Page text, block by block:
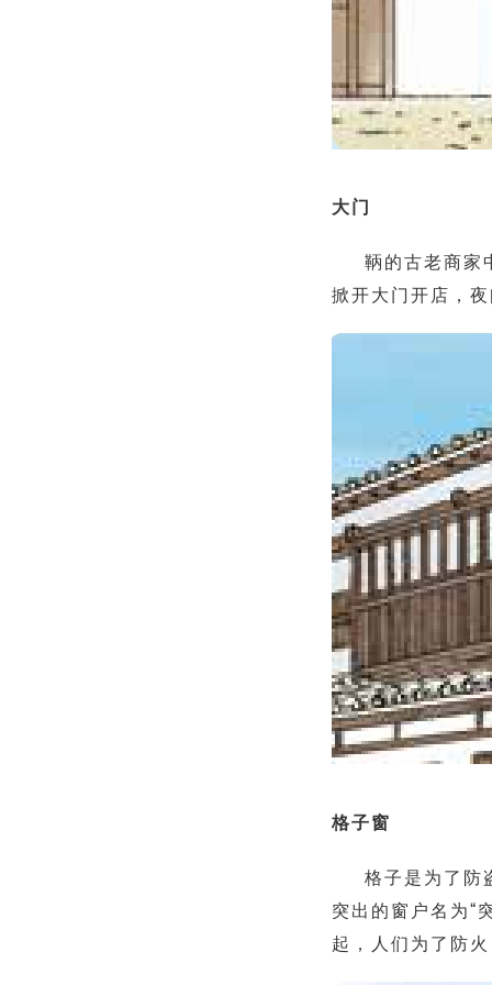
大门
鞆的古老商家
掀开大门开店，
格子窗
格子是为了防
突出的窗户名为“
起，人们为了防